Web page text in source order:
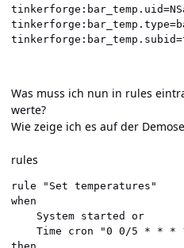
Was muss ich nun in rules
werte?
Wie zeige ich es auf der
rules
rule "Set temperatures"
when